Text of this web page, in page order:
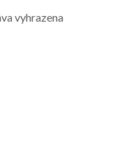
vyhrazena